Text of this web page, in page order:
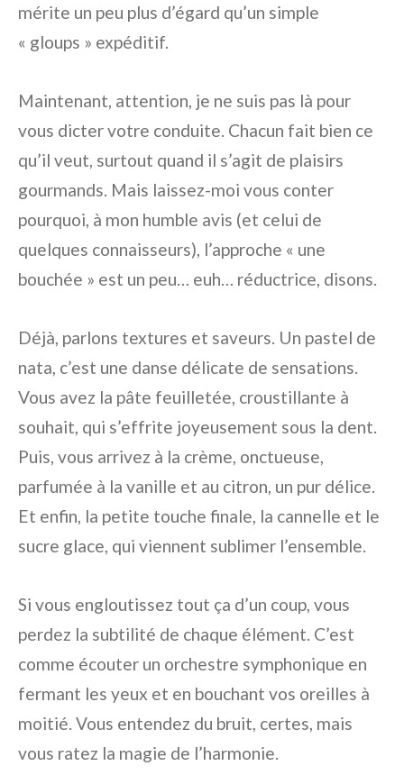
mérite un peu plus d’égard qu’un simple
« gloups » expéditif.
Maintenant, attention, je ne suis pas là pour
vous dicter votre conduite. Chacun fait bien ce
qu’il veut, surtout quand il s’agit de plaisirs
gourmands. Mais laissez-moi vous conter
pourquoi, à mon humble avis (et celui de
quelques connaisseurs), l’approche « une
bouchée » est un peu… euh… réductrice, disons.
Déjà, parlons textures et saveurs. Un pastel de
nata, c’est une danse délicate de sensations.
Vous avez la pâte feuilletée, croustillante à
souhait, qui s’effrite joyeusement sous la dent.
Puis, vous arrivez à la crème, onctueuse,
parfumée à la vanille et au citron, un pur délice.
Et enfin, la petite touche finale, la cannelle et le
sucre glace, qui viennent sublimer l’ensemble.
Si vous engloutissez tout ça d’un coup, vous
perdez la subtilité de chaque élément. C’est
comme écouter un orchestre symphonique en
fermant les yeux et en bouchant vos oreilles à
moitié. Vous entendez du bruit, certes, mais
vous ratez la magie de l’harmonie.